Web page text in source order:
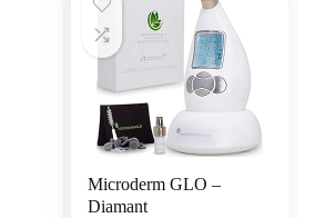
Microderm GLO –
Diamant